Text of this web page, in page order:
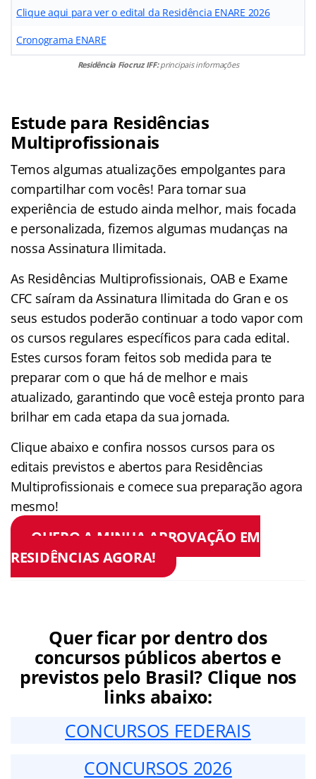
Clique aqui para ver o edital da Residência ENARE 2026
Cronograma ENARE
Residência Fiocruz IFF:principais informações
Estude para Residências
Multiprofissionais
Temos algumas atualizações empolgantes para
compartilhar com vocês! Para tornar sua
experiência de estudo ainda melhor, mais focada
e personalizada, fizemos algumas mudanças na
nossa Assinatura Ilimitada.
As Residências Multiprofissionais, OAB e Exame
CFC saíram da Assinatura Ilimitada do Gran e os
seus estudos poderão continuar a todo vapor com
os cursos regulares específicos para cada edital.
Estes cursos foram feitos sob medida para te
preparar com o que há de melhor e mais
atualizado, garantindo que você esteja pronto para
brilhar em cada etapa da sua jornada.
Clique abaixo e confira nossos cursos para os
editais previstos e abertos para Residências
Multiprofissionais e comece sua preparação agora
mesmo!
QUERO A MINHA APROVAÇÃO EM
RESIDÊNCIAS AGORA!
Quer ficar por dentro dos
concursos públicos abertos e
previstos pelo Brasil? Clique nos
links abaixo:
CONCURSOS FEDERAIS
CONCURSOS 2026